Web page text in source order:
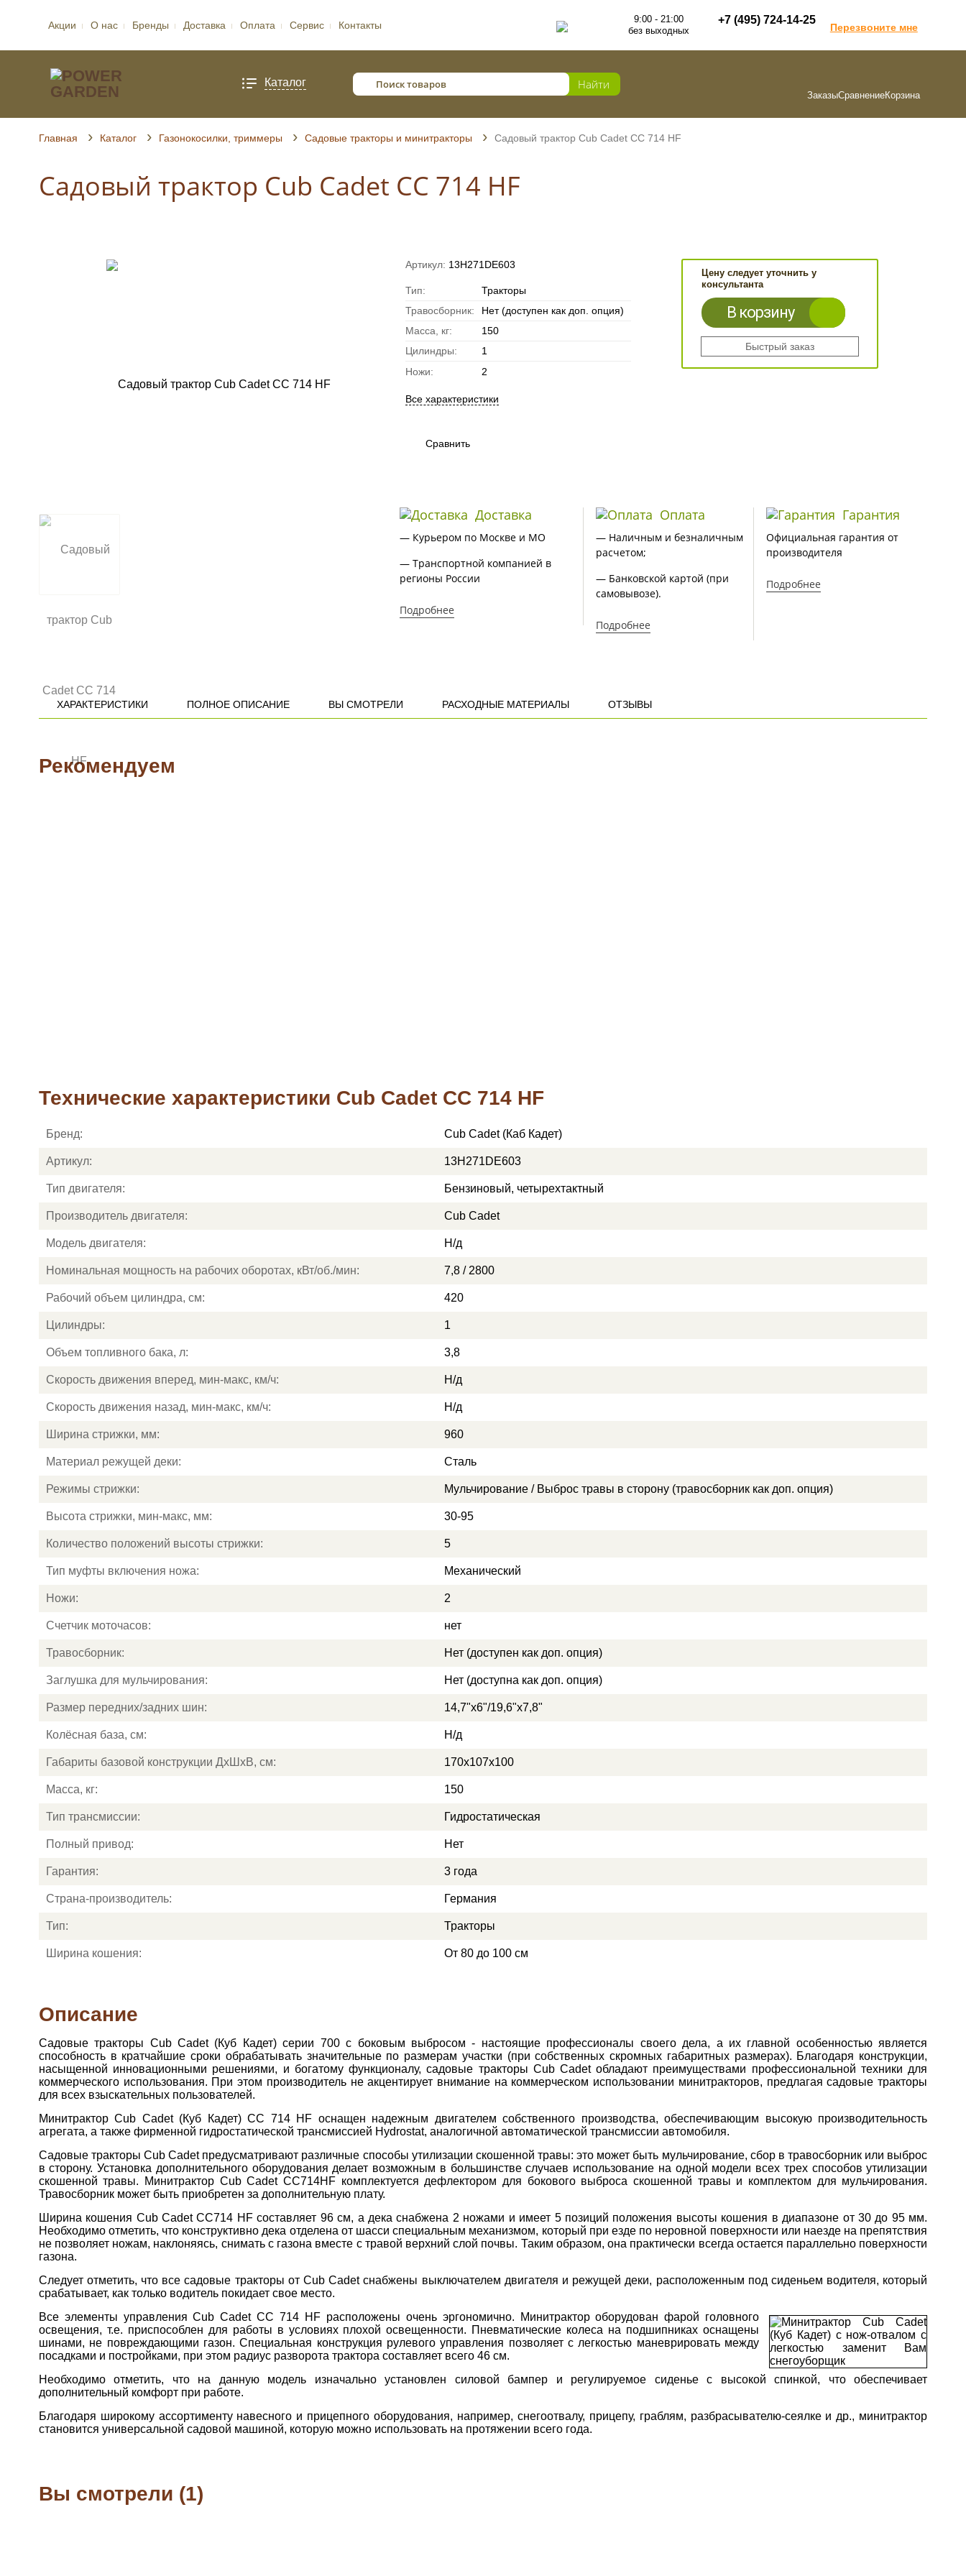
Акции О нас Бренды Доставка Оплата Сервис Контакты
9:00 - 21:00
без выходных
+7 (495) 724-14-25
Перезвоните мне
Каталог
ЗаказыСравнениеКорзина
Главная Каталог Газонокосилки, триммеры Садовые тракторы и минитракторы Садовый трактор Cub Cadet СС 714 HF
Садовый трактор Cub Cadet СС 714 HF
Артикул: 13H271DE603
Тип:
Тракторы
Травосборник:
Нет (доступен как доп. опция)
Масса, кг:
150
Цилиндры:
1
Ножи:
2
Все характеристики
Цену следует уточнить у
консультанта
В корзину
Быстрый заказ
Сравнить
Доставка
— Курьером по Москве и МО
— Транспортной компанией в
регионы России
Подробнее
Оплата
— Наличным и безналичным
расчетом;
— Банковской картой (при
самовывозе).
Подробнее
Гарантия
Официальная гарантия от
производителя
Подробнее
ХАРАКТЕРИСТИКИ ПОЛНОЕ ОПИСАНИЕ ВЫ СМОТРЕЛИ РАСХОДНЫЕ МАТЕРИАЛЫ ОТЗЫВЫ
Рекомендуем
Технические характеристики Cub Cadet СС 714 HF
Бренд: Cub Cadet (Кaб Кадет)
Артикул: 13H271DE603
Тип двигателя: Бензиновый, четырехтактный
Производитель двигателя: Cub Cadet
Модель двигателя: Н/д
Номинальная мощность на рабочих оборотах, кВт/об./мин: 7,8 / 2800
Рабочий объем цилиндра, см: 420
Цилиндры: 1
Объем топливного бака, л: 3,8
Скорость движения вперед, мин-макс, км/ч: Н/д
Скорость движения назад, мин-макс, км/ч: Н/д
Ширина стрижки, мм: 960
Материал режущей деки: Сталь
Режимы стрижки: Мульчирование / Выброс травы в сторону (травосборник как доп. опция)
Высота стрижки, мин-макс, мм: 30-95
Количество положений высоты стрижки: 5
Тип муфты включения ножа: Механический
Ножи: 2
Счетчик моточасов: нет
Травосборник: Нет (доступен как доп. опция)
Заглушка для мульчирования: Нет (доступна как доп. опция)
Размер передних/задних шин: 14,7"x6"/19,6"x7,8"
Колёсная база, см: Н/д
Габариты базовой конструкции ДхШхВ, см: 170x107x100
Масса, кг: 150
Тип трансмиссии: Гидростатическая
Полный привод: Нет
Гарантия: 3 года
Страна-производитель: Германия
Тип: Тракторы
Ширина кошения: От 80 до 100 см
Описание
Садовые тракторы Cub Cadet (Куб Кадет) серии 700 с боковым выбросом - настоящие профессионалы своего дела, а их главной особенностью является
способность в кратчайшие сроки обрабатывать значительные по размерам участки (при собственных скромных габаритных размерах). Благодаря конструкции,
насыщенной инновационными решениями, и богатому функционалу, садовые тракторы Cub Cadet обладают преимуществами профессиональной техники для
коммерческого использования. При этом производитель не акцентирует внимание на коммерческом использовании минитракторов, предлагая садовые тракторы
для всех взыскательных пользователей.
Минитрактор Cub Cadet (Куб Кадет) CC 714 HF оснащен надежным двигателем собственного производства, обеспечивающим высокую производительность
агрегата, а также фирменной гидростатической трансмиссией Hydrostat, аналогичной автоматической трансмиссии автомобиля.
Садовые тракторы Cub Cadet предусматривают различные способы утилизации скошенной травы: это может быть мульчирование, сбор в травосборник или выброс
в сторону. Установка дополнительного оборудования делает возможным в большинстве случаев использование на одной модели всех трех способов утилизации
скошенной травы. Минитрактор Cub Cadet CC714HF комплектуется дефлектором для бокового выброса скошенной травы и комплектом для мульчирования.
Травосборник может быть приобретен за дополнительную плату.
Ширина кошения Cub Cadet CC714 HF составляет 96 см, а дека снабжена 2 ножами и имеет 5 позиций положения высоты кошения в диапазоне от 30 до 95 мм.
Необходимо отметить, что конструктивно дека отделена от шасси специальным механизмом, который при езде по неровной поверхности или наезде на препятствия
не позволяет ножам, наклоняясь, снимать с газона вместе с травой верхний слой почвы. Таким образом, она практически всегда остается параллельно поверхности
газона.
Следует отметить, что все садовые тракторы от Cub Cadet снабжены выключателем двигателя и режущей деки, расположенным под сиденьем водителя, который
срабатывает, как только водитель покидает свое место.
Все элементы управления Cub Cadet CC 714 HF расположены очень эргономично. Минитрактор оборудован фарой головного
освещения, т.е. приспособлен для работы в условиях плохой освещенности. Пневматические колеса на подшипниках оснащены
шинами, не повреждающими газон. Специальная конструкция рулевого управления позволяет с легкостью маневрировать между
посадками и постройками, при этом радиус разворота трактора составляет всего 46 см.
Необходимо отметить, что на данную модель изначально установлен силовой бампер и регулируемое сиденье с высокой спинкой, что обеспечивает
дополнительный комфорт при работе.
Благодаря широкому ассортименту навесного и прицепного оборудования, например, снегоотвалу, прицепу, граблям, разбрасывателю-сеялке и др., минитрактор
становится универсальной садовой машиной, которую можно использовать на протяжении всего года.
Вы смотрели (1)